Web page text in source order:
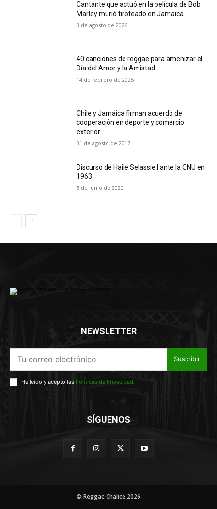
Cantante que actuó en la película de Bob
Marley murió tiroteado en Jamaica
3 de agosto de 2026
40 canciones de reggae para amenizar el
Día del Amor y la Amistad
14 de febrero de 2025
Chile y Jamaica firman acuerdo de
cooperación en deporte y comercio
exterior
31 de agosto de 2017
Discurso de Haile Selassie I ante la ONU en
1963
5 de junio de 2020
NEWSLETTER
Suscribir
He leído y acepto las Políticas de Privacidad.
SÍGUENOS
© Reggae Chalice 2026